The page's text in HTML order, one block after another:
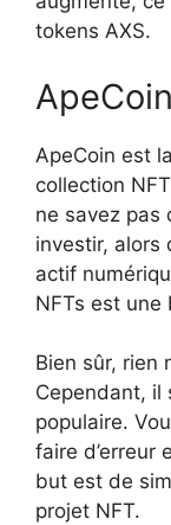
tokens AXS.
ApeCoin est
collection
ne savez pas
investir, alors
actif
NFTs est
Bien sûr, rien
Cependant, il
populaire.
faire d’erreur
but est de
projet NFT.